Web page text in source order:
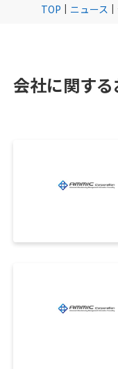
TOP ニュース
会社に関す